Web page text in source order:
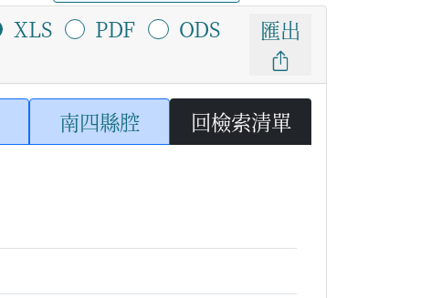
XLS PDF ODS 匯出
南四縣腔 回檢索清單